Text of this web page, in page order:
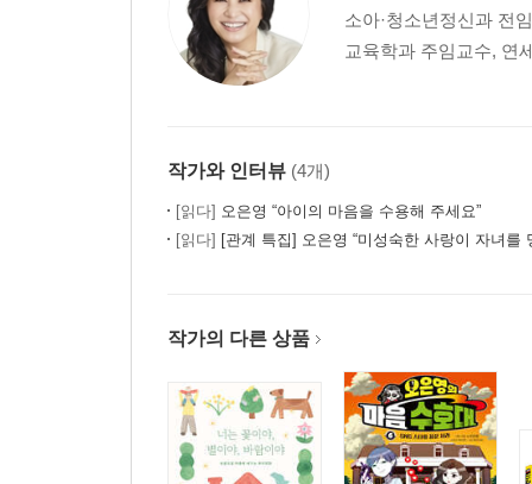
소아·청소년정신과 전
교육학과 주임교수, 연
작가와 인터뷰 (4개)
[읽다] 오은영 “아이의 마음을 수용해 주세요”
[읽다] [관계 특집] 오은영 “미성숙한 사랑이 자녀를
작가의 다른 상품